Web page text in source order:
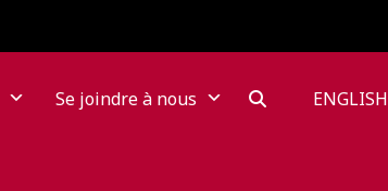
Se joindre à nous ENGLISH